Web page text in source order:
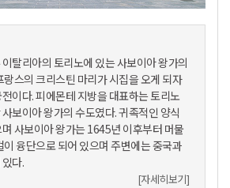
탈리아의 토리노에 있는 사보이아 왕가의
스의 크리스틴 마리가 시집을 오게 되자
이다. 피에몬테 지방을 대표하는 토리노
보이아 왕가의 수도였다. 귀족적인 양식
사보이아 왕가는 1645년 이후부터 머물
이 융단으로 되어 있으며 주변에는 중국과
다.
[자세히보기]